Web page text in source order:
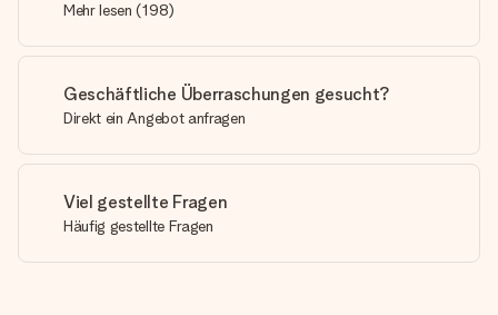
Mehr lesen (198)
Geschäftliche Überraschungen gesucht?
Direkt ein Angebot anfragen
Viel gestellte Fragen
Häufig gestellte Fragen